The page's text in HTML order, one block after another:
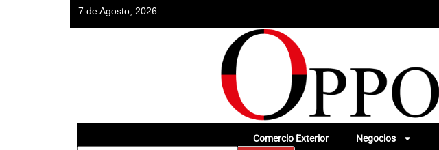
7 de Agosto, 2026
Comercio Exterior Negocios